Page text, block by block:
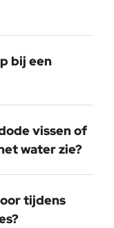
bij een
vissen of
water zie?
tijdens